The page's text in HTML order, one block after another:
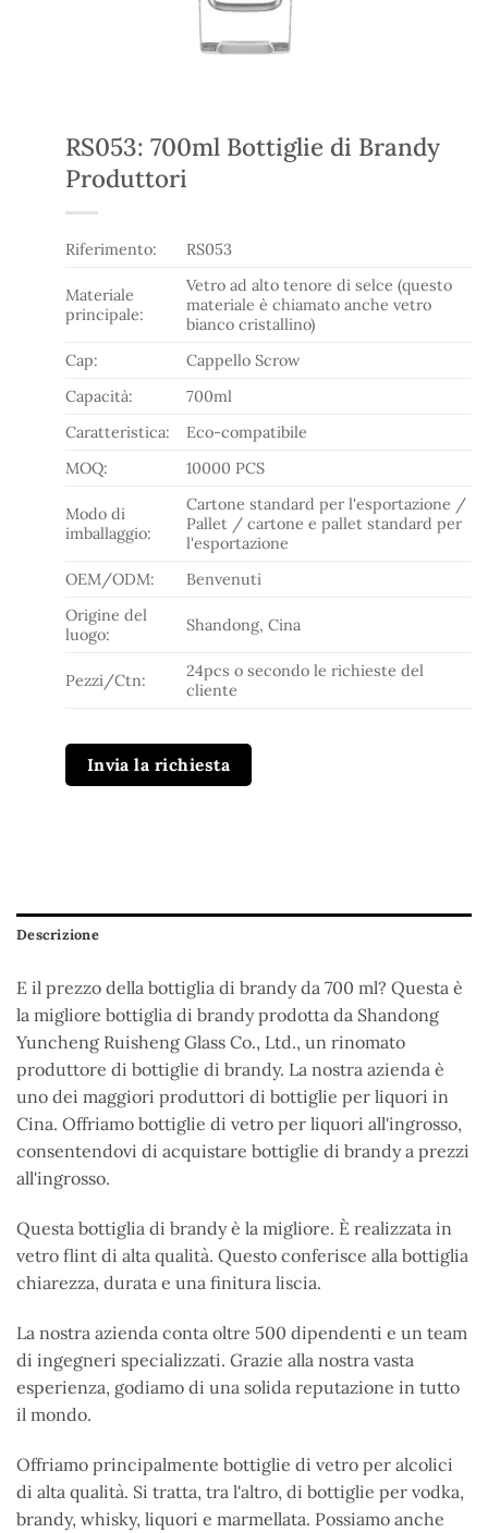
RS053: 700ml Bottiglie di Brandy
Produttori
Riferimento: RS053
Materiale
principale:
Vetro ad alto tenore di selce (questo
materiale è chiamato anche vetro
bianco cristallino)
Cap:
Cappello Scrow
Capacità:
700ml
Caratteristica:
Eco-compatibile
MOQ:
10000 PCS
Modo di
imballaggio:
Cartone standard per l'esportazione /
Pallet / cartone e pallet standard per
l'esportazione
OEM/ODM:
Benvenuti
Origine del
luogo:
Shandong, Cina
Pezzi/Ctn:
24pcs o secondo le richieste del
cliente
Invia la richiesta
Descrizione
E il prezzo della bottiglia di brandy da 700 ml? Questa è
la migliore bottiglia di brandy prodotta da Shandong
Yuncheng Ruisheng Glass Co., Ltd., un rinomato
produttore di bottiglie di brandy. La nostra azienda è
uno dei maggiori produttori di bottiglie per liquori in
Cina. Offriamo bottiglie di vetro per liquori all'ingrosso,
consentendovi di acquistare bottiglie di brandy a prezzi
all'ingrosso.
Questa bottiglia di brandy è la migliore. È realizzata in
vetro flint di alta qualità. Questo conferisce alla bottiglia
chiarezza, durata e una finitura liscia.
La nostra azienda conta oltre 500 dipendenti e un team
di ingegneri specializzati. Grazie alla nostra vasta
esperienza, godiamo di una solida reputazione in tutto
il mondo.
Offriamo principalmente bottiglie di vetro per alcolici
di alta qualità. Si tratta, tra l'altro, di bottiglie per vodka,
brandy, whisky, liquori e marmellata. Possiamo anche